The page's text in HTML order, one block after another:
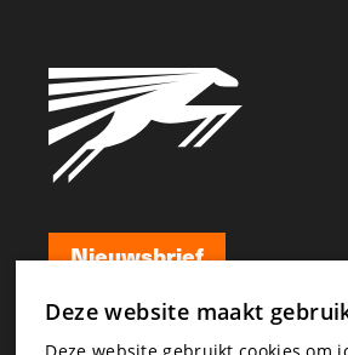
Nieuwsbrief
Nieuwsbrief
Deze website maakt
Deze website gebruikt cookies om